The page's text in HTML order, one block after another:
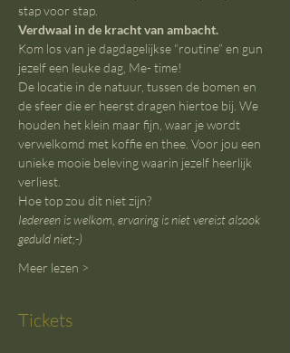
stap voor stap.
Verdwaal in de kracht van ambacht.
Kom los van je dagdagelijkse “routine” en gun
jezelf een leuke dag, Me- time!
De locatie in de natuur, tussen de bomen en
de sfeer die er heerst dragen hiertoe bij. We
houden het klein maar fijn, waar je wordt
verwelkomd met koffie en thee. Voor jou een
unieke mooie beleving waarin jezelf heerlijk
verliest.
Hoe top zou dit niet zijn?
Iedereen is welkom, ervaring is niet vereist alsook
geduld niet;-)
Meer lezen >
Tickets